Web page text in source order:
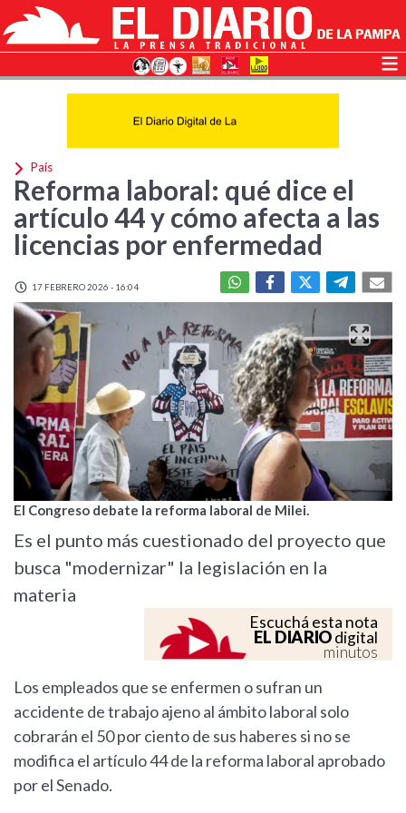
País
Reforma laboral: qué dice el
artículo 44 y cómo afecta a las
licencias por enfermedad
17 FEBRERO 2026 - 16:04
El Congreso debate la reforma laboral de Milei.
Es el punto más cuestionado del proyecto que
busca "modernizar" la legislación en la
materia
Escuchá esta nota
EL DIARIOdigital
minutos
Los empleados que se enfermen o sufran un
accidente de trabajo ajeno al ámbito laboral solo
cobrarán el 50 por ciento de sus haberes si no se
modifica el artículo 44 de la reforma laboral aprobado
por el Senado.